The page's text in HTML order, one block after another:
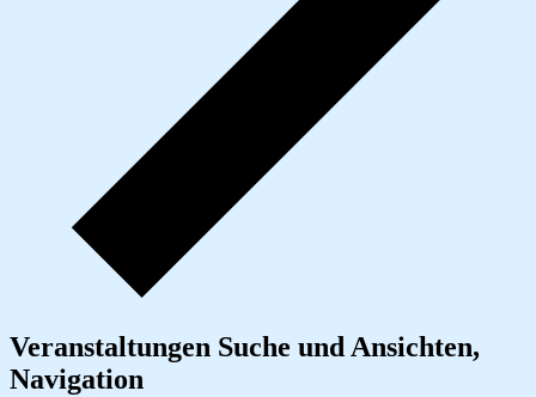
Veranstaltungen Suche und Ansichten,
Navigation